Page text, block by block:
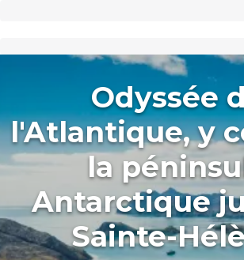
Odyssée
l'Atlantique, y
la
Antarctique
Sainte-